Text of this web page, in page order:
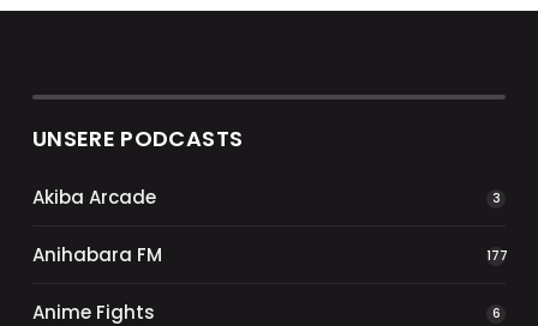
UNSERE PODCASTS
Akiba Arcade 3
Anihabara FM 177
Anime Fights 6